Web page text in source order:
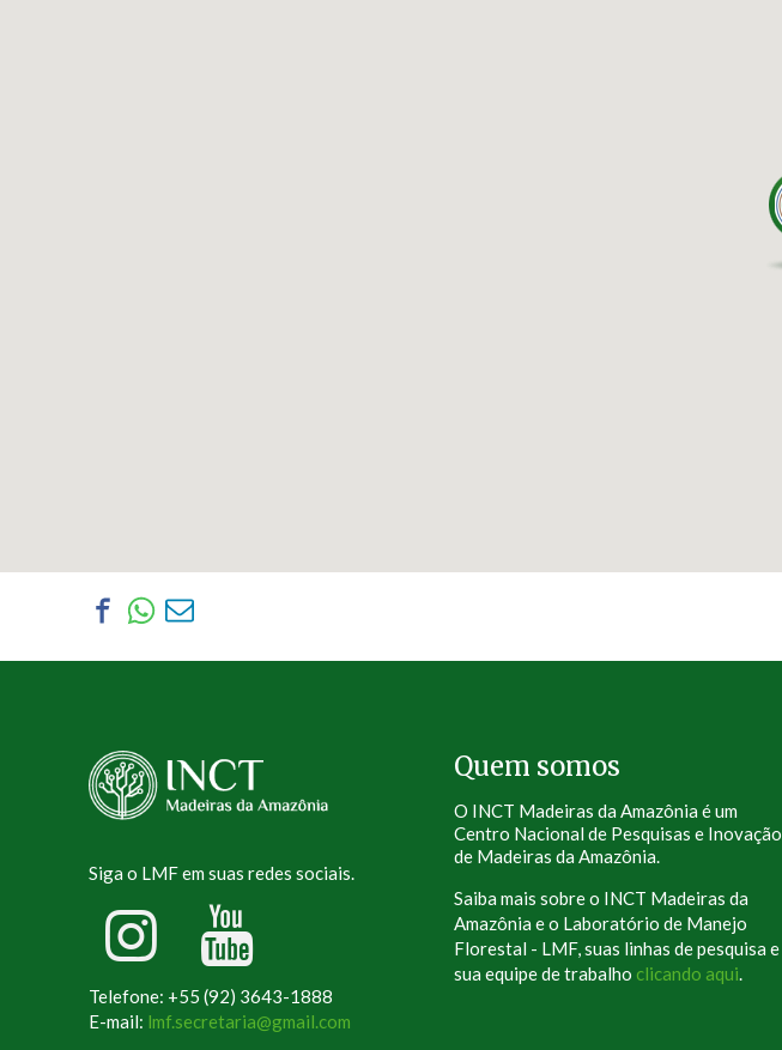
Siga o LMF em suas redes sociais.
Telefone: +55 (92) 3643-1888
E-mail: lmf.secretaria@gmail.com
Quem somos
O INCT Madeiras da Amazônia é um
Centro Nacional de Pesquisas e Inovação
de Madeiras da Amazônia.
Saiba mais sobre o INCT Madeiras da
Amazônia e o Laboratório de Manejo
Florestal - LMF, suas linhas de pesquisa e
sua equipe de trabalho clicando aqui.